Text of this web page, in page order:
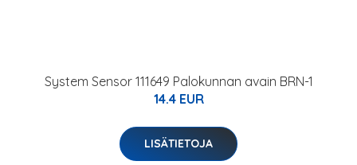
System Sensor 111649 Palokunnan avain BRN-1
14.4 EUR
LISÄTIETOJA